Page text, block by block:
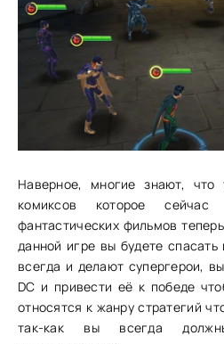
Наверное, многие знают, что
комиксов которое сейчас
фантастических фильмов
данной игре вы будете
всегда и делают супергерои,
DC и привести её к победе
относятся к жанру стратегий
так-как вы всегда